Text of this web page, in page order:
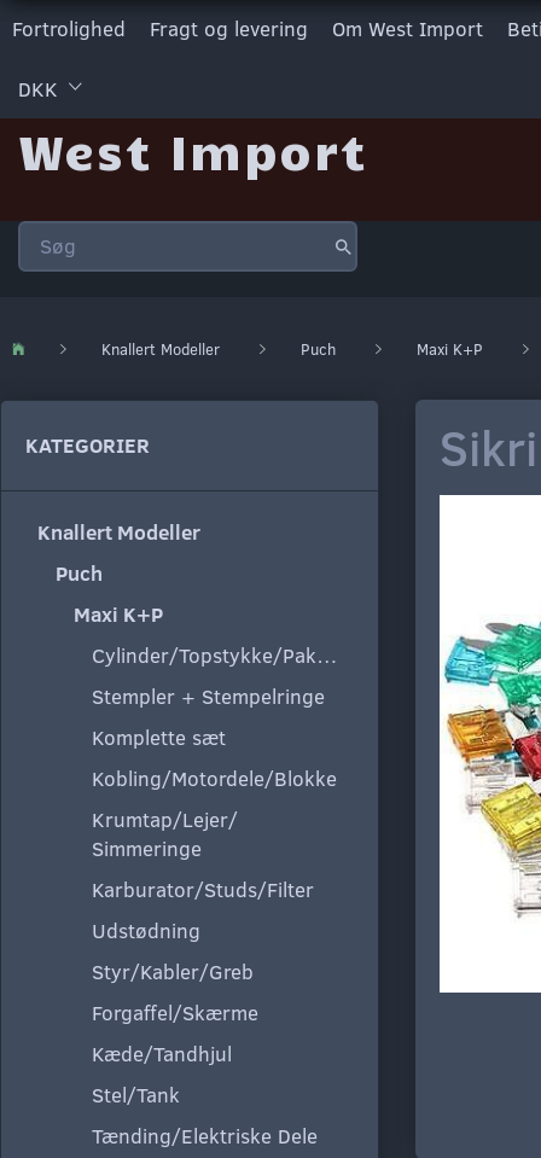
Fortrolighed Fragt og levering Om West Import
DKK
West Import
Knallert Modeller Puch Maxi K+P
KATEGORIER
Knallert Modeller
Puch
Maxi K+P
Cylinder/Topstykke/Pakning
Stempler + Stempelringe
Komplette sæt
Kobling/Motordele/Blokke
Krumtap/Lejer/
Simmeringe
Karburator/Studs/Filter
Udstødning
Styr/Kabler/Greb
Forgaffel/Skærme
Kæde/Tandhjul
Stel/Tank
Tænding/Elektriske Dele